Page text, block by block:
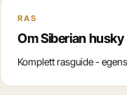
RAS
Om Siberian husky
Komplett rasguide -